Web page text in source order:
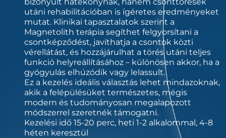
utáni rehabilitációban is ígéretes eredményeket
mutat. Klinikai tapasztalatok szerint a
Magnetolith terápia segíthet felgyorsítani a
csontképződést, javíthatja a csontok közti
vérellátást, és hozzájárulhat a törés utáni teljes
funkció helyreállításához – különösen akkor, ha a
gyógyulás elhúzódik vagy lelassult.
Ez a kezelés ideális választás lehet mindazoknak,
akik a felépülésüket természetes, mégis
modern és tudományosan megalapozott
módszerrel szeretnék támogatni.
Kezelési idő 15-20 perc, heti 1-2 alkalommal, 4-8
héten keresztül